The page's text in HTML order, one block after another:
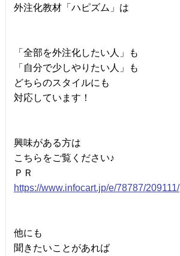
外注化教材「ハピズム」は
「全部を外注化したい人」も
「自分で少しやりたい人」も
どちらのスタイルにも
対応しています！
興味がある方は
こちらをご覧ください♪
ＰＲ
https://www.infocart.jp/e/78787/209111/
他にも
聞きたいことがあれば